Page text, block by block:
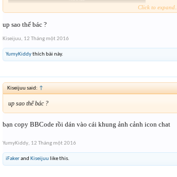
Click to expand...
up sao thế bác ?
Kiseijuu, 12 Tháng một 2016
YumyKiddythích bài này.
Kiseijuu said: ↑
up sao thế bác ?
bạn copy BBCode rồi dán vào cái khung ảnh cảnh icon chat
YumyKiddy, 12 Tháng một 2016
iFakerand Kiseijuu like this.